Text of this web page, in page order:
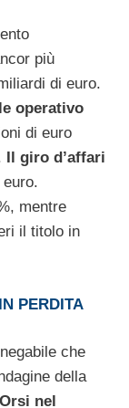
più
di euro.
operativo
di euro
Il giro d’affari
mentre
il titolo in
PERDITA
che
della
Orsi nel